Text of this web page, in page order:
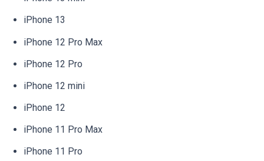
iPhone 13
iPhone 12 Pro Max
iPhone 12 Pro
iPhone 12 mini
iPhone 12
iPhone 11 Pro Max
iPhone 11 Pro